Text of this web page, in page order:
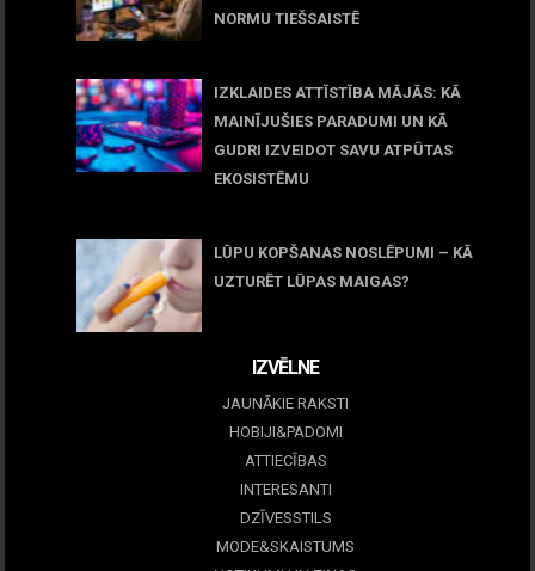
NORMU TIEŠSAISTĒ
IZKLAIDES ATTĪSTĪBA MĀJĀS: KĀ
MAINĪJUŠIES PARADUMI UN KĀ
GUDRI IZVEIDOT SAVU ATPŪTAS
EKOSISTĒMU
LŪPU KOPŠANAS NOSLĒPUMI – KĀ
UZTURĒT LŪPAS MAIGAS?
IZVĒLNE
JAUNĀKIE RAKSTI
HOBIJI&PADOMI
ATTIECĪBAS
INTERESANTI
DZĪVESSTILS
MODE&SKAISTUMS